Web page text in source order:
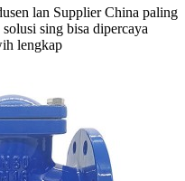
lan Supplier China paling
sing bisa dipercaya
lengkap